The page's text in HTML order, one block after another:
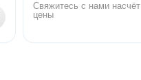
Свяжитесь с нами насчёт
цены